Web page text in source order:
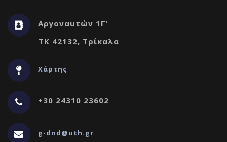
Αργοναυτών 1Γ'
ΤΚ 42132, Τρίκαλα
Χάρτης
+30 24310 23602
g-dnd@uth.gr